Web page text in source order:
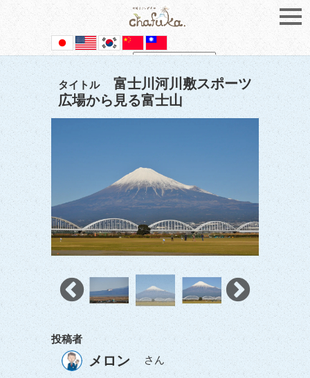
Powered by Translate
タイトル
富士川河川敷スポーツ
広場から見る富士山
投稿者
メロン さん